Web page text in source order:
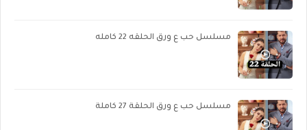
مسلسل حب ع ورق الحلقه 22 كامله
مسلسل حب ع ورق الحلقة 27 كاملة